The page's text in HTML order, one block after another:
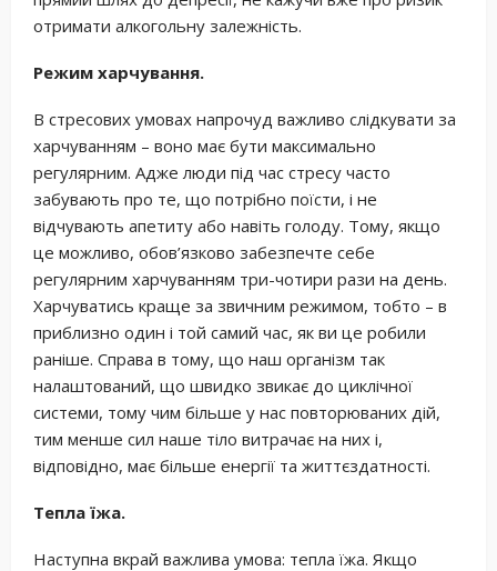
отримати алкогольну залежність.
Режим харчування.
В стресових умовах напрочуд важливо слідкувати за
харчуванням – воно має бути максимально
регулярним. Адже люди під час стресу часто
забувають про те, що потрібно поїсти, і не
відчувають апетиту або навіть голоду. Тому, якщо
це можливо, обов’язково забезпечте себе
регулярним харчуванням три-чотири рази на день.
Харчуватись краще за звичним режимом, тобто – в
приблизно один і той самий час, як ви це робили
раніше. Справа в тому, що наш організм так
налаштований, що швидко звикає до циклічної
системи, тому чим більше у нас повторюваних дій,
тим менше сил наше тіло витрачає на них і,
відповідно, має більше енергії та життєздатності.
Тепла їжа.
Наступна вкрай важлива умова: тепла їжа. Якщо